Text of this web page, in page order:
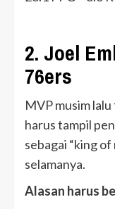
2. Joel
76ers
MVP musim
harus tampil
sebagai “king
selamanya.
Alasan harus